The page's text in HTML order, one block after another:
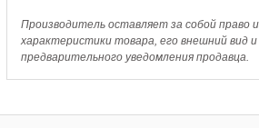
Производитель оставляет за собой право
характеристики товара, его внешний вид
предварительного уведомления продавца.